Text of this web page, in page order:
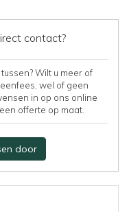
contact?
Wilt u meer of
wel of geen
in op ons online
offerte op maat.
door